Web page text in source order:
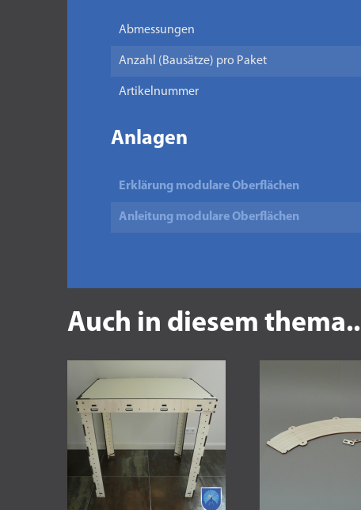
Abmessungen
Anzahl (Bausätze) pro Paket
Artikelnummer
Anlagen
Erklärung modulare Oberflächen
Anleitung modulare Oberflächen
Auch in diesem thema..